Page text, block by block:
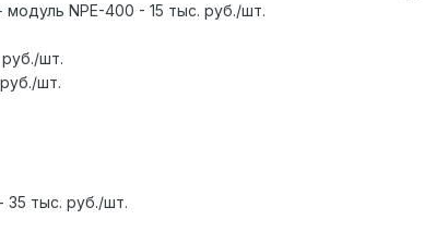
NPE-400 - 15 тыс. руб./шт.
шт.
шт.
35 тыс. руб./шт.